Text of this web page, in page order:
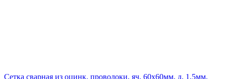
Сетка сварная из оцинк. проволоки, яч. 60х60мм, д. 1,5мм,